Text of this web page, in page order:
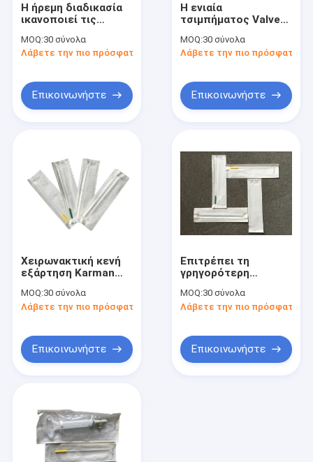
Προϊόντα
Περίπου εμείς
Η ήρεμη διαδικασία
ικανοποιεί τις
πελατών για τη
χειρωνακτική κενή
μυστικότητας με 3
έτη εξουσιοδότησης
MOQ:30 σύνολα
Λάβετε την πιο πρόσφατη τιμή
Επικοινωνήστε
Η ενιαία
τσιμπήματος Valved
φιλοδοξίας
νοσοκομείων
μειώνει τη μίας
χρήσης MVA
εξάρτηση φόρτου
καθαρό καμία
MOQ:30 σύνολα
Λάβετε την πιο πρόσφατη
Επικοινωνήστε
Χειρωνακτική κενή
εξάρτηση Karman
οξειδίων αιθυλενίου
που κάνει την
Marie που
λειτουργούν για τις
MOQ:30 σύνολα
Λάβετε την πιο πρόσφατη τιμή
Επικοινωνήστε
Επιτρέπει τη
γρηγορότερη
χειρωνακτική κενή
φιλοδοξία 1
κάννουλες
MOQ:30 σύνολα
Λάβετε την πιο πρόσφατη
Επικοινωνήστε